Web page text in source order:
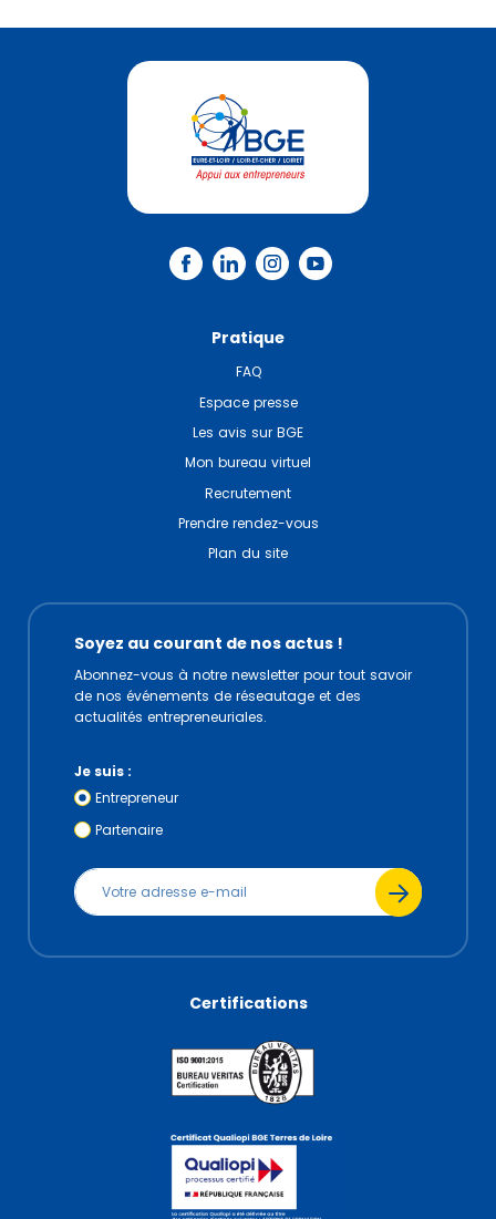
Pratique
FAQ
Espace presse
Les avis sur BGE
Mon bureau virtuel
Recrutement
Prendre rendez-vous
Plan du site
Soyez au courant de nos actus !
Abonnez-vous à notre newsletter pour tout savoir
de nos événements de réseautage et des
actualités entrepreneuriales.
Je suis :
Entrepreneur
Partenaire
Certifications